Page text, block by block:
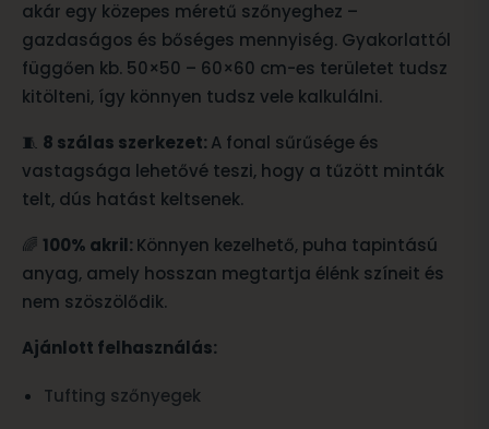
akár egy közepes méretű szőnyeghez –
gazdaságos és bőséges mennyiség. Gyakorlattól
függően kb. 50×50 – 60×60 cm-es területet tudsz
kitölteni, így könnyen tudsz vele kalkulálni.
🧵 8 szálas szerkezet: A fonal sűrűsége és
vastagsága lehetővé teszi, hogy a tűzött minták
telt, dús hatást keltsenek.
🌈 100% akril: Könnyen kezelhető, puha tapintású
anyag, amely hosszan megtartja élénk színeit és
nem szöszölődik.
Ajánlott felhasználás:
Tufting szőnyegek